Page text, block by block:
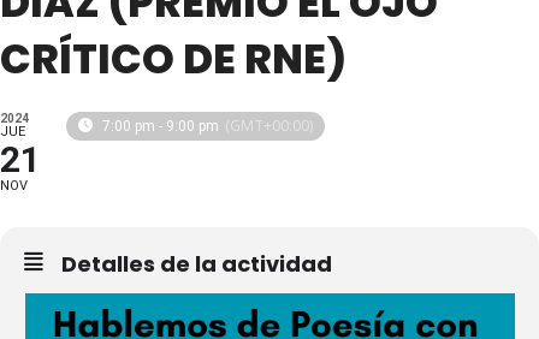
CRÍTICO DE RNE)
2024
JUE
21
NOV
7:00 pm - 9:00 pm (GMT+00:00)
Detalles de la actividad